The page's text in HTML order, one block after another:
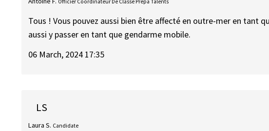
Tous ! Vous pouvez aussi bien être affecté en outre-mer en tant
aussi y passer en tant que gendarme mobile.
06 March, 2024 17:35
LS
Laura S. Candidate